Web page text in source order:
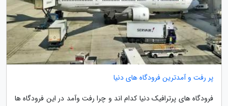
پر رفت و آمدترین فرودگاه های دنیا
فرودگاه های پرترافیک دنیا کدام اند و چرا رفت وآمد در این فرودگاه ها